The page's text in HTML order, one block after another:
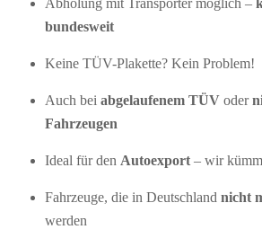
Abholung mit Transporter möglich –
bundesweit
Keine TÜV-Plakette? Kein Problem!
Auch bei abgelaufenem TÜV oder
Fahrzeugen
Ideal für den Autoexport – wir
Fahrzeuge, die in Deutschland nicht
werden